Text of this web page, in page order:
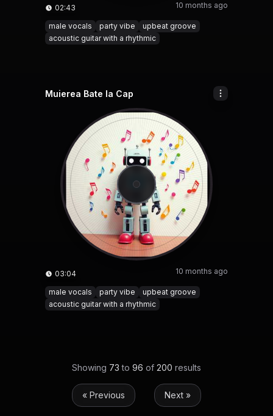
02:43 10 months ago
male vocals party vibe
upbeat groove
acoustic guitar with a rhythmic
Muierea Bate la Cap
03:04 10 months ago
male vocals party vibe
upbeat groove
acoustic guitar with a rhythmic
Showing 73 to 96 of 200 results
« Previous Next »